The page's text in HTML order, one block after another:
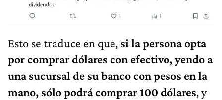
Esto se traduce en que, si la persona opta
por comprar dólares con efectivo, yendo a
una sucursal de su banco con pesos en la
mano, sólo podrá comprar 100 dólares, y